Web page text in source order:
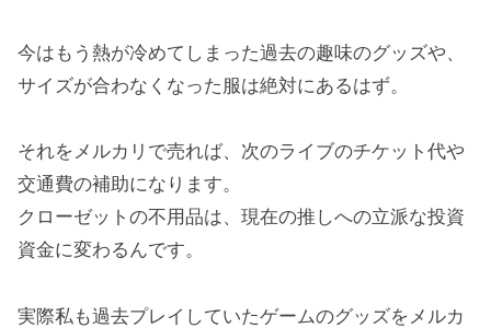
今はもう熱が冷めてしまった過去の趣味のグッズや、
サイズが合わなくなった服は絶対にあるはず。
それをメルカリで売れば、次のライブのチケット代や
交通費の補助になります。
クローゼットの不用品は、現在の推しへの立派な投資
資金に変わるんです。
実際私も過去プレイしていたゲームのグッズをメルカ